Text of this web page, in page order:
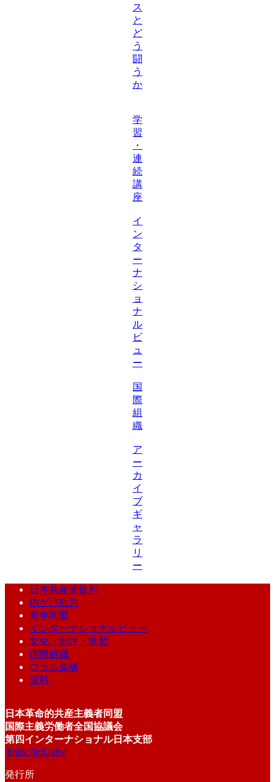
ス
と
ど
う
闘
う
か
学
習
・
連
続
講
座
イ
ン
タ
ー
ナ
シ
ョ
ナ
ル
ビ
ュ
ー
国
際
組
織
ア
ー
カ
イ
ブ
ギ
ャ
ラ
リ
ー
日本共産党批判
内ゲバ批判
青年同盟
インターナショナルビュー
文化・批評・学習
国際組織
コラム架橋
資料
日本革命的共産主義者同盟
国際主義労働者全国協議会
第四インターナショナル日本支部
https://jrcl.info/
発行所